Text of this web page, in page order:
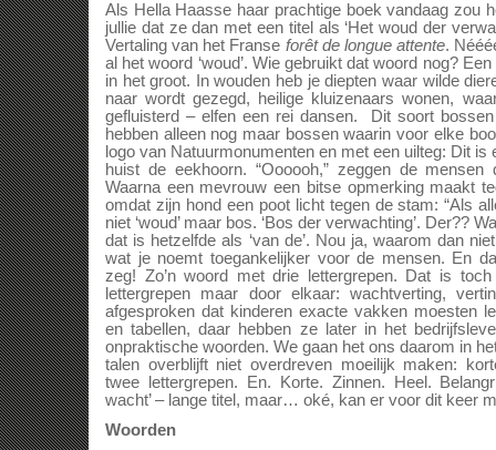
Als Hella Haasse haar prachtige boek vandaag zou
jullie dat ze dan met een titel als ‘Het woud der
Vertaling van het Franse forêt de longue attente.
al het woord ‘woud’. Wie gebruikt dat woord nog?
in het groot. In wouden heb je diepten waar wilde
naar wordt gezegd, heilige kluizenaars wonen,
gefluisterd – elfen een rei dansen. Dit soort
hebben alleen nog maar bossen waarin voor elke
logo van Natuurmonumenten en met een uilteg: Dit is
huist de eekhoorn. “Oooooh,” zeggen de
Waarna een mevrouw een bitse opmerking maakt
omdat zijn hond een poot licht tegen de stam: “Als
niet ‘woud’ maar bos. ‘Bos der verwachting’. Der??
dat is hetzelfde als ‘van de’. Nou ja, waarom dan
wat je noemt toegankelijker voor de mensen. En
zeg! Zo’n woord met drie lettergrepen. Dat is
lettergrepen maar door elkaar: wachtverting,
afgesproken dat kinderen exacte vakken moesten
en tabellen, daar hebben ze later in het
onpraktische woorden. We gaan het ons daarom in
talen overblijft niet overdreven moeilijk maken:
twee lettergrepen. En. Korte. Zinnen. Heel.
wacht’ – lange titel, maar… oké, kan er voor dit keer
Woorden